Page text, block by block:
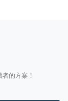
的方案！